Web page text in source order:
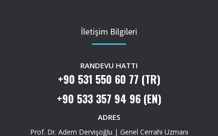
İletişim Bilgileri
RANDEVU HATTI
+90 531 550 60 77 (TR)
+90 533 357 94 96 (EN)
ADRES
Prof. Dr. Adem Dervişoğlu | Genel Cerrahi Uzmanı